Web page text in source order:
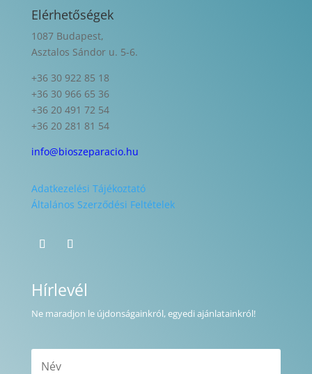
Elérhetőségek
1087 Budapest,
Asztalos Sándor u. 5-6.
+36 30 922 85 18
+36 30 966 65 36
+36 20 491 72 54
+36 20 281 81 54
info@bioszeparacio.hu
Adatkezelési Tájékoztató
Általános Szerződési Feltételek
Hírlevél
Ne maradjon le újdonságainkról, egyedi ajánlatainkról!